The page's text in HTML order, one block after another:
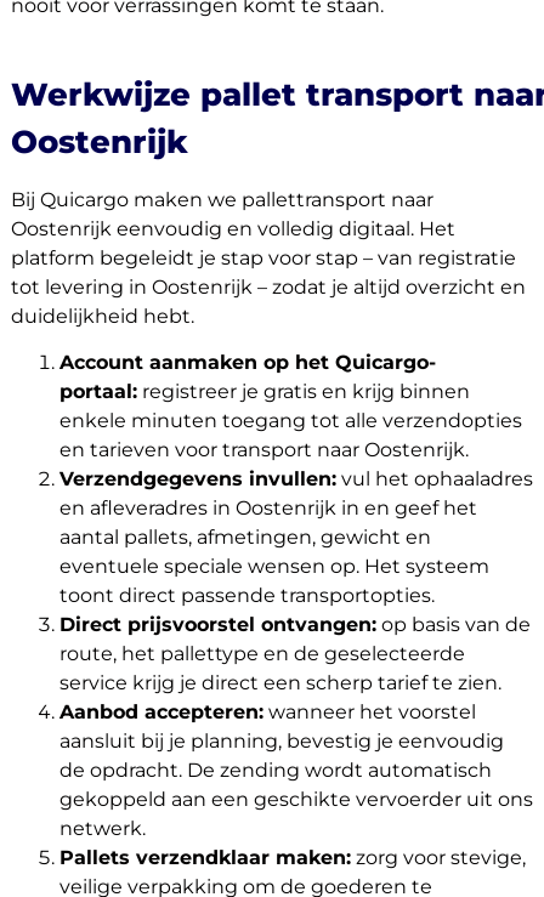
nooit voor verrassingen komt te staan.
Werkwijze pallet transport
Oostenrijk
Bij Quicargo maken we pallettransport naar
Oostenrijk eenvoudig en volledig digitaal. Het
platform begeleidt je stap voor stap – van registratie
tot levering in Oostenrijk – zodat je altijd overzicht en
duidelijkheid hebt.
Account aanmaken op het Quicargo-
portaal:registreer je gratis en krijg binnen
enkele minuten toegang tot alle verzendopties
en tarieven voor transport naar Oostenrijk.
Verzendgegevens invullen:vul het ophaaladres
en afleveradres in Oostenrijk in en geef het
aantal pallets, afmetingen, gewicht en
eventuele speciale wensen op. Het systeem
toont direct passende transportopties.
Direct prijsvoorstel ontvangen:op basis van de
route, het pallettype en de geselecteerde
service krijg je direct een scherp tarief te zien.
Aanbod accepteren:wanneer het voorstel
aansluit bij je planning, bevestig je eenvoudig
de opdracht. De zending wordt automatisch
gekoppeld aan een geschikte vervoerder uit ons
netwerk.
Pallets verzendklaar maken:zorg voor stevige,
veilige verpakking om de goederen te